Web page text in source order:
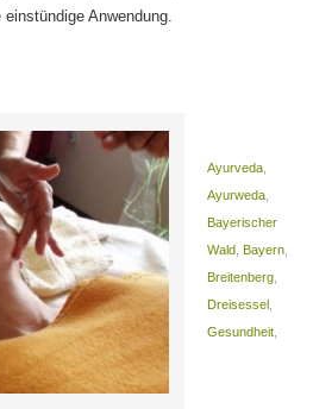
Anwendung.
Ayurveda
Ayurweda
Bayerischer
Wald ,Bayern
Breitenberg
Dreisessel
Gesundheit